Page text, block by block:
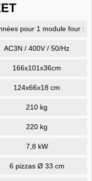
pour 1 module four :
AC3N / 400V / 50/Hz
166x101x36cm
124x66x18 cm
210 kg
220 kg
7,8 kW
6 pizzas Ø 33 cm